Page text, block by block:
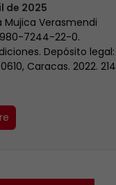
de 2025
Mujica Verasmendi
980-7244-22-0.
Depósito legal:
Caracas. 2022. 214